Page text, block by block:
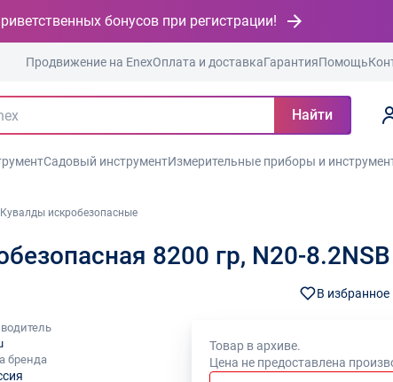
бонусов при регистрации!
Продвижение на EnexОплата и доставкаГарантияПомощь
Найти
Садовый инструментИзмерительные приборы и
Кувалды искробезопасные
8200 гр, N20-8.2NSB
В избранное
бренда
Товар в архиве.
Цена не предоставлена